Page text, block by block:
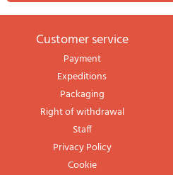
Customer service
Payment
Expeditions
Packaging
Right of withdrawal
Staff
Privacy Policy
Cookie